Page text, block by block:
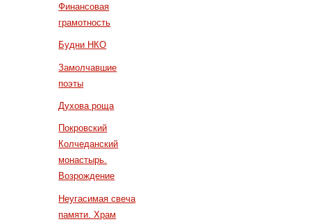
Финансовая
грамотность
Будни НКО
Замолчавшие
поэты
Духова роща
Покровский
Колчеданский
монастырь.
Возрождение
Неугасимая свеча
памяти. Храм